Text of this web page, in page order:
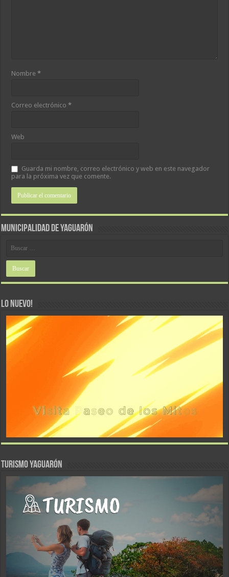
Nombre*
Correo electrónico*
Web
Guarda mi nombre, correo electrónico y web en este navegador
para la próxima vez que comente.
MUNICIPALIDAD DE YAGUARÓN
LO NUEVO!
TURISMO YAGUARÓN